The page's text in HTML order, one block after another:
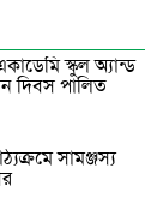
স্কুল অ্যান্ড
দিবস পালিত
সামঞ্জস্য